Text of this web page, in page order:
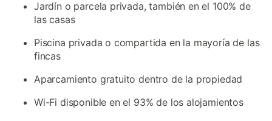
Jardín o parcela privada, también en el 100% de
las casas
Piscina privada o compartida en la mayoría de las
fincas
Aparcamiento gratuito dentro de la propiedad
Wi-Fi disponible en el 93% de los alojamientos